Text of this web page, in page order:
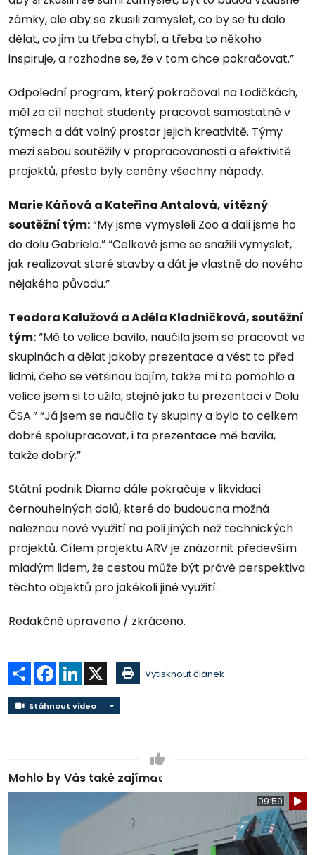
zámky, ale aby se zkusili zamyslet, co by se tu dalo
dělat, co jim tu třeba chybí, a třeba to někoho
inspiruje, a rozhodne se, že v tom chce pokračovat.”
Odpolední program, který pokračoval na Lodičkách,
měl za cíl nechat studenty pracovat samostatně v
týmech a dát volný prostor jejich kreativitě. Týmy
mezi sebou soutěžily v propracovanosti a efektivitě
projektů, přesto byly ceněny všechny nápady.
Marie Káňová a Kateřina Antalová, vítězný
soutěžní tým:“My jsme vymysleli Zoo a dali jsme ho
do dolu Gabriela.” “Celkově jsme se snažili vymyslet,
jak realizovat staré stavby a dát je vlastně do nového
nějakého původu.”
Teodora Kalužová a Adéla Kladničková, soutěžní
tým:“Mě to velice bavilo, naučila jsem se pracovat ve
skupinách a dělat jakoby prezentace a vést to před
lidmi, čeho se většinou bojím, takže mi to pomohlo a
velice jsem si to užila, stejně jako tu prezentaci v Dolu
ČSA.” “Já jsem se naučila ty skupiny a bylo to celkem
dobré spolupracovat, i ta prezentace mě bavila,
takže dobrý.”
Státní podnik Diamo dále pokračuje v likvidaci
černouhelných dolů, které do budoucna možná
naleznou nové využití na poli jiných než technických
projektů. Cílem projektu ARV je znázornit především
mladým lidem, že cestou může být právě perspektiva
těchto objektů pro jakékoli jiné využití.
Redakčně upraveno / zkráceno.
Sdílet Facebook
LinkedIn Vytisknout článek
Stáhnout video Stáhnout video
Mohlo by Vás také zajímat
09:59